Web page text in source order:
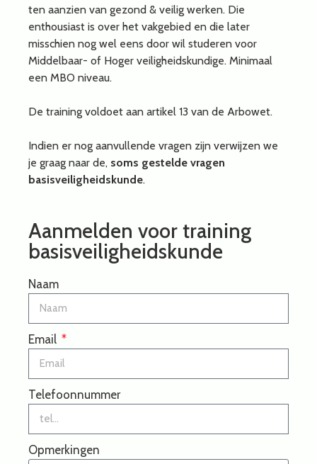
ten aanzien van gezond & veilig werken. Die
enthousiast is over het vakgebied en die later
misschien nog wel eens door wil studeren voor
Middelbaar- of Hoger veiligheidskundige. Minimaal
een MBO niveau.
De training voldoet aan artikel 13 van de Arbowet.
Indien er nog aanvullende vragen zijn verwijzen we
je graag naar de, soms gestelde vragen
basisveiligheidskunde.
Aanmelden voor training
basisveiligheidskunde
Naam
Email
Telefoonnummer
Opmerkingen